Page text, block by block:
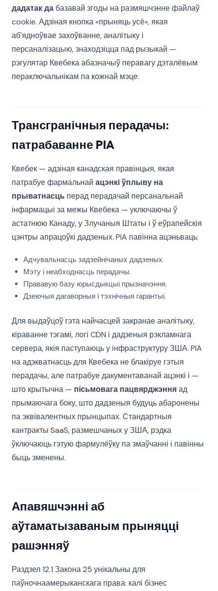
дадатак да базавай згоды на размяшчэнне файлаў
cookie. Адзіная кнопка «прыняць усё», якая
аб'ядноўвае захоўванне, аналітыку і
персаналізацыю, знаходзіцца пад рызыкай —
рэгулятар Квебека абазначыў перавагу дэталёвым
пераключальнікам па кожнай мэце.
Трансгранічныя перадачы:
патрабаванне PIA
Квебек — адзіная канадская правінцыя, якая
патрабуе фармальнай ацэнкі ўплыву на
прыватнасць перад перадачай персанальнай
інфармацыі за межы Квебека — уключаючы ў
астатнюю Канаду, у Злучаныя Штаты і ў еўрапейскія
цэнтры апрацоўкі дадзеных. PIA павінна ацэньваць:
Адчувальнасць задзейнічаных дадзеных.
Мэту і неабходнасць перадачы.
Прававую базу юрысдыкцыі прызначэння.
Дзеючыя дагаворныя і тэхнічныя гарантыі.
Для выдаўцоў гэта найчасцей закранае аналітыку,
кіраванне тэгамі, логі CDN і дадзеныя рэкламнага
сервера, якія паступаюць у інфраструктуру ЗША. PIA
на адэкватнасць для Квебека не блакіруе гэтыя
перадачы, але патрабуе дакументаванай ацэнкі і —
што крытычна — пісьмовага пацвярджэнняад
прымаючага боку, што дадзеныя будуць абаронены
па эквівалентных прынцыпах. Стандартныя
кантракты SaaS, размешчаных у ЗША, рэдка
ўключаюць гэтую фармулёўку па змаўчанні і павінны
быць зменены.
Апавяшчэнні аб
аўтаматызаваным прыняцці
рашэнняў
Раздзел 12.1 Закона 25 унікальны для
паўночнаамерыканскага права: калі бізнес